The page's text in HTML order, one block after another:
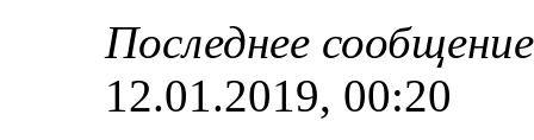
Последнее
12.01.2019, 00:20